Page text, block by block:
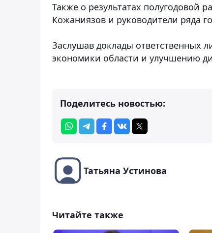
Также о результатах полугодовой
Кожаниязов и руководители ряда
Заслушав доклады ответственных
экономики области и улучшению
Поделитесь новостью:
Татьяна Устинова
Читайте также